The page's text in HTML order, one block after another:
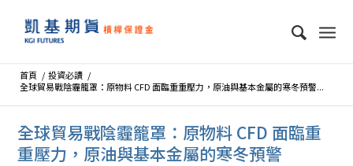
首頁 / 投資必讀 /
全球貿易戰陰霾籠罩：原物料 CFD 面臨重重壓力，原油與基本金屬的寒冬預警...
全球貿易戰陰霾籠罩：原物料 CFD 面臨重
重壓力，原油與基本金屬的寒冬預警